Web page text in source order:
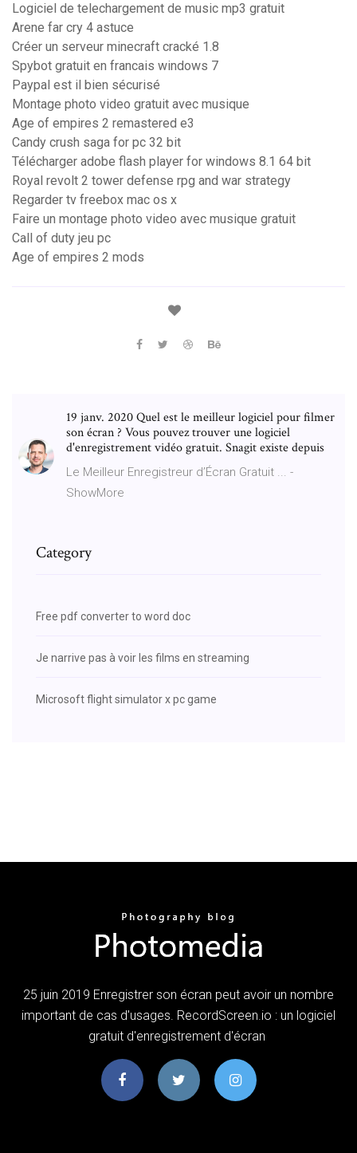
Logiciel de telechargement de music mp3 gratuit
Arene far cry 4 astuce
Créer un serveur minecraft cracké 1.8
Spybot gratuit en francais windows 7
Paypal est il bien sécurisé
Montage photo video gratuit avec musique
Age of empires 2 remastered e3
Candy crush saga for pc 32 bit
Télécharger adobe flash player for windows 8.1 64 bit
Royal revolt 2 tower defense rpg and war strategy
Regarder tv freebox mac os x
Faire un montage photo video avec musique gratuit
Call of duty jeu pc
Age of empires 2 mods
19 janv. 2020 Quel est le meilleur logiciel pour filmer
son écran ? Vous pouvez trouver une logiciel
d'enregistrement vidéo gratuit. Snagit existe depuis
Le Meilleur Enregistreur d’Écran Gratuit ... -
ShowMore
Category
Free pdf converter to word doc
Je narrive pas à voir les films en streaming
Microsoft flight simulator x pc game
25 juin 2019 Enregistrer son écran peut avoir un nombre
important de cas d'usages. RecordScreen.io : un logiciel
gratuit d'enregistrement d'écran